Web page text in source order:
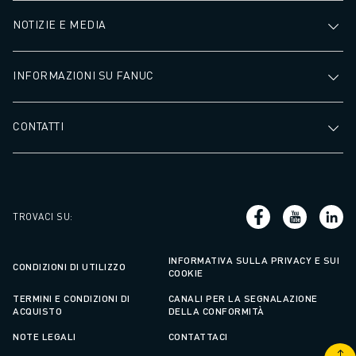
CONTATTI
NOTIZIE E MEDIA
INFORMAZIONI SU FANUC
CONTATTI
TROVACI SU:
CONDIZIONI DI UTILIZZO
INFORMATIVA SULLA PRIVACY E SUI
COOKIE
TERMINI E CONDIZIONI DI
ACQUISTO
CANALI PER LA SEGNALAZIONE
DELLA CONFORMITÀ
NOTE LEGALI CONTATTACI